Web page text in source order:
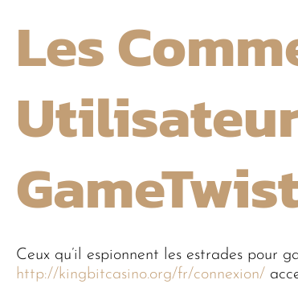
Les
Ceux qu’il espionnent les estrades pour
http://kingbitcasino.org/fr/connexion/